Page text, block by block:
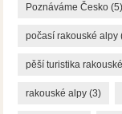
Poznáváme Česko (5)
počasí rakouské alpy
pěší turistika
rakouské alpy (3)